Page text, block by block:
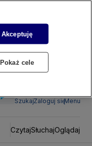
SzukajZaloguj sięMenu
CzytajSłuchajOglądaj
Akceptuję
Pokaż cele